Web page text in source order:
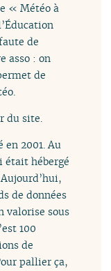
« Météo à
de
asso : on
de
du site.
en 2001. Au
était hébergé
de données
valorise sous
100
de
pallier ça,